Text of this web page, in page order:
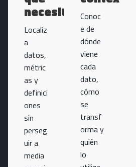
necesitas
Localiz
a
datos,
métric
as y
definici
ones
sin
perseg
uir a
media
Conoc
e de
dónde
viene
cada
dato,
cómo
se
transf
orma y
quién
lo